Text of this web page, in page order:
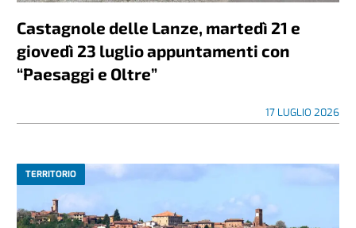
Castagnole delle Lanze, martedì 21 e
giovedì 23 luglio appuntamenti con
“Paesaggi e Oltre”
17 LUGLIO 2026
TERRITORIO